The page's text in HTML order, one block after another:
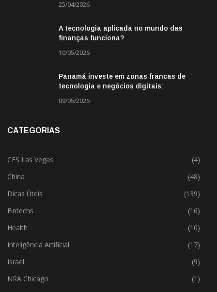
25/04/2026
A tecnologia aplicada no mundo das
finanças funciona?
10/05/2026
Panamá investe em zonas francas de
tecnologia e negócios digitais:
09/05/2026
CATEGORIAS
CES Las Vegas
(4)
China
(48)
Dicas Úteis
(139)
Fintechs
(16)
Health
(10)
Inteligência Artificial
(17)
Israel
(9)
NRA Chicago
(1)